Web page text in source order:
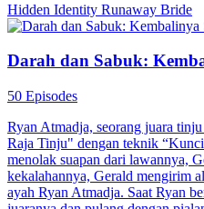
Hidden Identity Runaway Bride
Darah dan Sabuk:
50 Episodes
Ryan Atmadja, seorang juara
Raja Tinju" dengan teknik
menolak suapan dari lawannya,
kekalahannya, Gerald mengirim
ayah Ryan Atmadja. Saat Ryan